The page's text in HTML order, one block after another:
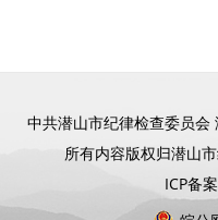
中共潜山市纪律检查委员
所有内容版权归潜山
ICP备